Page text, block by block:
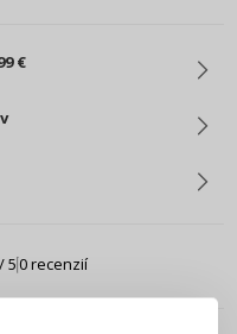
€
50 recenzií